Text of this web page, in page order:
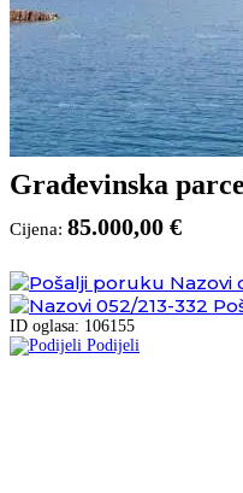
Građevinska
Cijena: 85.000,00 €
Nazovi
052/213-332
ID oglasa: 106155
Podijeli